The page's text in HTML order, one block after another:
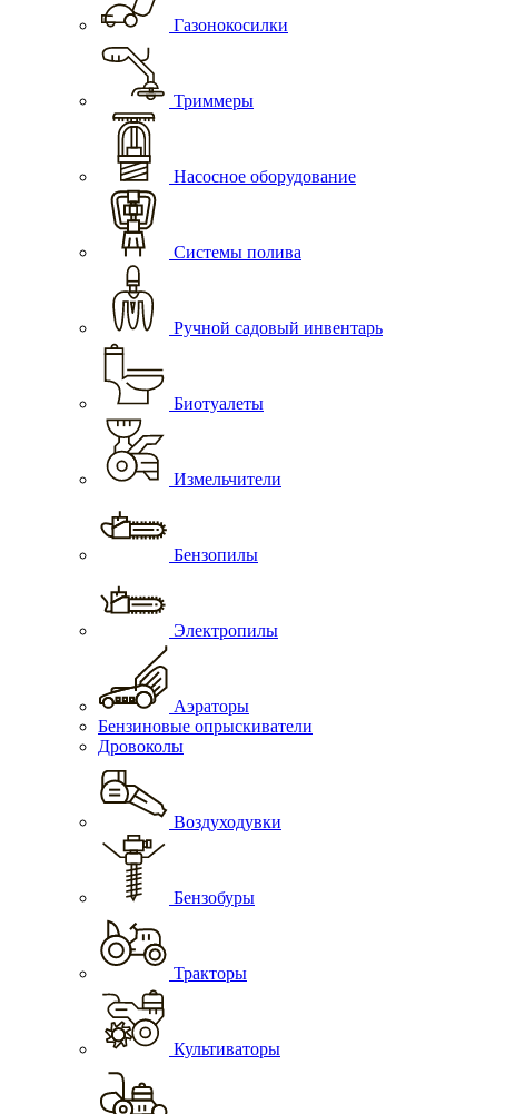
Газонокосилки
Триммеры
Насосное оборудование
Системы полива
Ручной садовый инвентарь
Биотуалеты
Измельчители
Бензопилы
Электропилы
Аэраторы
Бензиновые опрыскиватели
Дровоколы
Воздуходувки
Бензобуры
Тракторы
Культиваторы